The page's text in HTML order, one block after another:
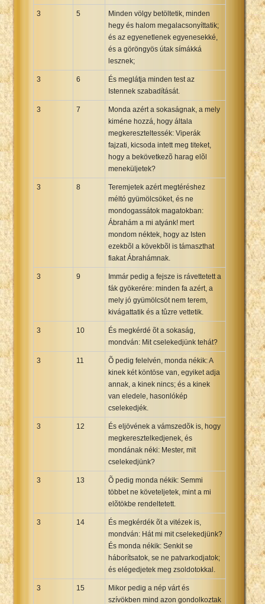
3 5
Minden völgy betöltetik, minden
hegy és halom megalacsonyíttatik;
és az egyenetlenek egyenesekké,
és a göröngyös útak símákká
lesznek;
3 6
És meglátja minden test az
Istennek szabadítását.
3 7
Monda azért a sokaságnak, a mely
kiméne hozzá, hogy általa
megkereszteltessék: Viperák
fajzati, kicsoda intett meg titeket,
hogy a bekövetkezõ harag elõl
meneküljetek?
3 8
Teremjetek azért megtéréshez
méltó gyümölcsöket, és ne
mondogassátok magatokban:
Ábrahám a mi atyánk! mert
mondom néktek, hogy az Isten
ezekbõl a kövekbõl is támaszthat
fiakat Ábrahámnak.
3 9
Immár pedig a fejsze is rávettetett a
fák gyökerére: minden fa azért, a
mely jó gyümölcsöt nem terem,
kivágattatik és a tûzre vettetik.
3 10
És megkérdé õt a sokaság,
mondván: Mit cselekedjünk tehát?
3 11
Õ pedig felelvén, monda nékik: A
kinek két köntöse van, egyiket adja
annak, a kinek nincs; és a kinek
van eledele, hasonlókép
cselekedjék.
3 12
És eljövének a vámszedõk is, hogy
megkeresztelkedjenek, és
mondának néki: Mester, mit
cselekedjünk?
3 13
Õ pedig monda nékik: Semmi
többet ne követeljetek, mint a mi
elõtökbe rendeltetett.
3 14
És megkérdék õt a vitézek is,
mondván: Hát mi mit cselekedjünk?
És monda nékik: Senkit se
háborítsatok, se ne patvarkodjatok;
és elégedjetek meg zsoldotokkal.
3 15
Mikor pedig a nép várt és
szívökben mind azon gondolkoztak